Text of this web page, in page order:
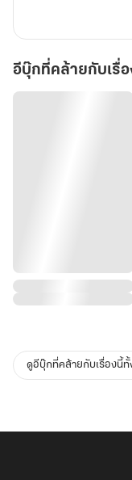
อีบุ๊กที่คล้ายกับเรื่อ
ดูอีบุ๊กที่คล้ายกับเรื่องนี้